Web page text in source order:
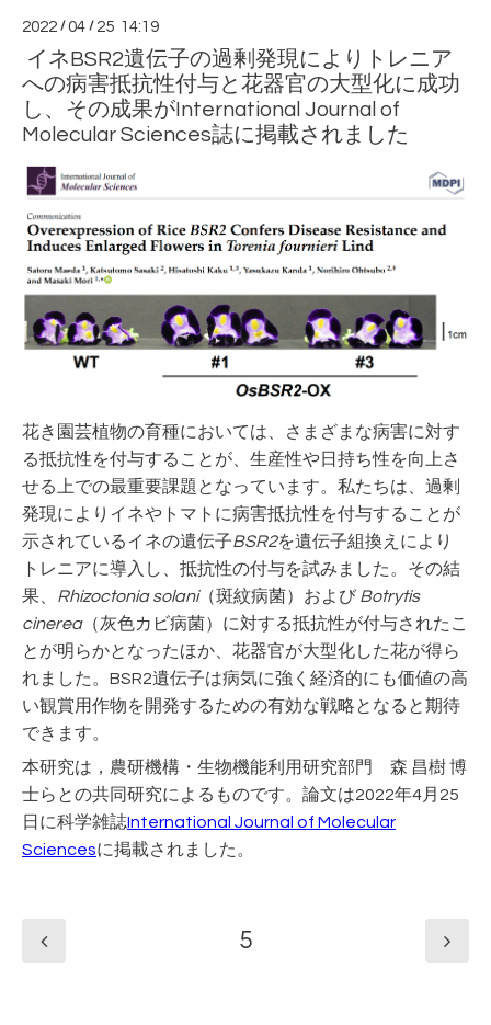
2022 /04 / 25 14:19
イネBSR2遺伝子の過剰発現によりトレニア
への病害抵抗性付与と花器官の大型化に成功
し、その成果がInternational Journal of
Molecular Sciences誌に掲載されました
花き園芸植物の育種においては、さまざまな病害に対す
る抵抗性を付与することが、生産性や日持ち性を向上さ
せる上での最重要課題となっています。私たちは、過剰
発現によりイネやトマトに病害抵抗性を付与することが
示されているイネの遺伝子BSR2を遺伝子組換えにより
トレニアに導入し、抵抗性の付与を試みました。その結
果、 Rhizoctonia solani（斑紋病菌）および Botrytis
cinerea（灰色カビ病菌）に対する抵抗性が付与されたこ
とが明らかとなったほか、花器官が大型化した花が得ら
れました。BSR2遺伝子は病気に強く経済的にも価値の高
い観賞用作物を開発するための有効な戦略となると期待
できます。
本研究は，農研機構・生物機能利用研究部門 森 昌樹 博
士らとの共同研究によるものです。論文は2022年4月25
日に科学雑誌International Journal of Molecular
Sciencesに掲載されました。
5